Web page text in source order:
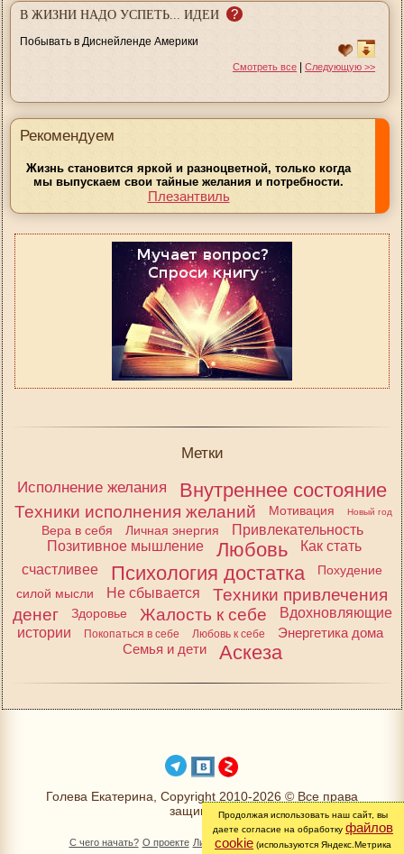
В ЖИЗНИ НАДО УСПЕТЬ... ИДЕИ ?
Побывать в Диснейленде Америки
Смотреть все | Следующую >>
Рекомендуем
Жизнь становится яркой и разноцветной, только когда
мы выпускаем свои тайные желания и потребности.
Плезантвиль
Метки
Исполнение желания
Внутреннее состояние
Техники исполнения желаний Мотивация Новый год
Вера в себя Личная энергия
Привлекательность
Позитивное мышление
Любовь
Как стать
счастливее
Психология достатка
Похудение
силой мысли
Не сбывается
Техники привлечения
денег
Здоровье Жалость к себе
Вдохновляющие
истории
Покопаться в себе Любовь к себе
Энергетика дома
Семья и дети
Аскеза
Голева Екатерина, Copyright 2010-2026 © Все права
защищены
С чего начать? О проекте Личный раздел Книга Желаний
Продолжая использовать наш сайт, вы
даете согласие на обработку файлов
cookie (используются Яндекс.Метрика